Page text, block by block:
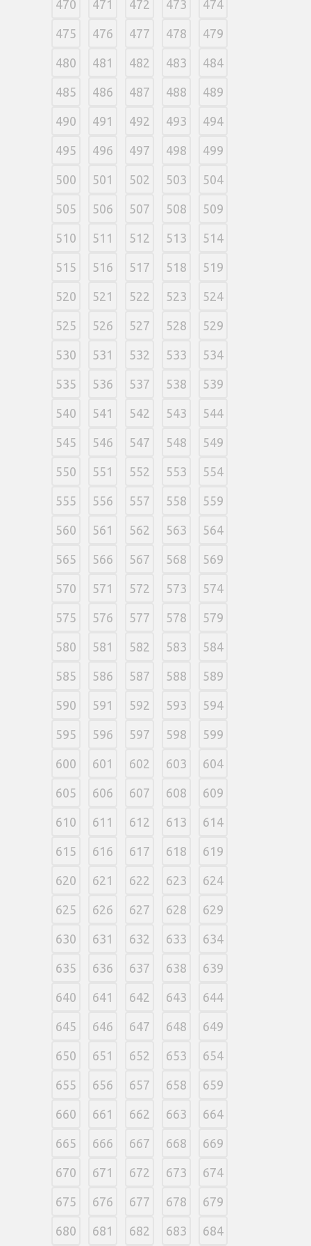
470 471 472 473 474
475 476 477 478 479
480 481 482 483 484
485 486 487 488 489
490 491 492 493 494
495 496 497 498 499
500 501 502 503 504
505 506 507 508 509
510 511 512 513 514
515 516 517 518 519
520 521 522 523 524
525 526 527 528 529
530 531 532 533 534
535 536 537 538 539
540 541 542 543 544
545 546 547 548 549
550 551 552 553 554
555 556 557 558 559
560 561 562 563 564
565 566 567 568 569
570 571 572 573 574
575 576 577 578 579
580 581 582 583 584
585 586 587 588 589
590 591 592 593 594
595 596 597 598 599
600 601 602 603 604
605 606 607 608 609
610 611 612 613 614
615 616 617 618 619
620 621 622 623 624
625 626 627 628 629
630 631 632 633 634
635 636 637 638 639
640 641 642 643 644
645 646 647 648 649
650 651 652 653 654
655 656 657 658 659
660 661 662 663 664
665 666 667 668 669
670 671 672 673 674
675 676 677 678 679
680 681 682 683 684